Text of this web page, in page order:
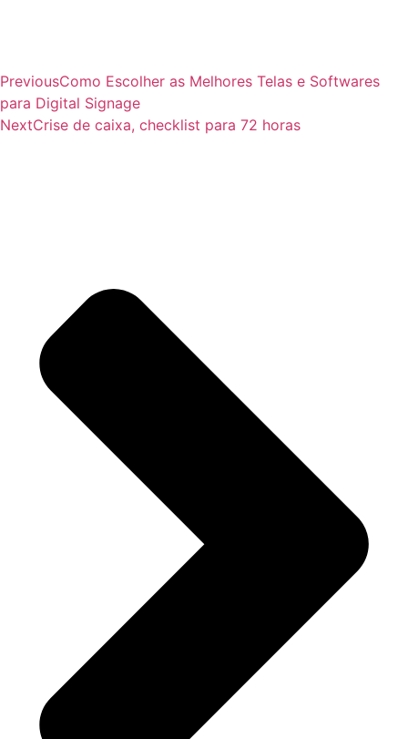
PreviousComo Escolher as Melhores Telas e Softwares
para Digital Signage
NextCrise de caixa, checklist para 72 horas